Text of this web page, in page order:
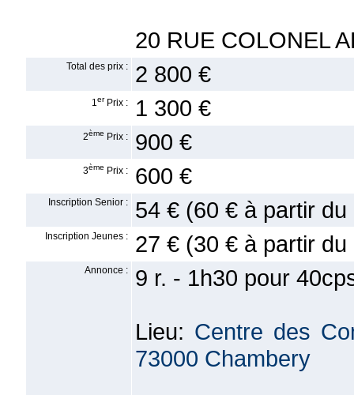
20 RUE COLONEL
Total des prix : 2 800 €
1er Prix : 1 300 €
2ème Prix : 900 €
3ème Prix : 600 €
Inscription Senior : 54 € (60 € à partir
Inscription Jeunes : 27 € (30 € à partir
Annonce : 9 r. - 1h30 pour
Lieu: Centre des
73000 Chambery